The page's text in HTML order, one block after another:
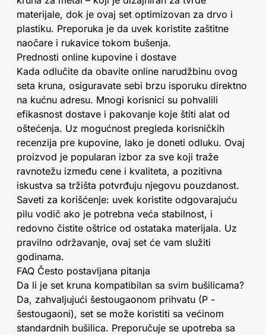
materijale, dok je ovaj set optimizovan za drvo i
plastiku. Preporuka je da uvek koristite zaštitne
naočare i rukavice tokom bušenja.
Prednosti online kupovine i dostave
Kada odlučite da obavite online narudžbinu ovog
seta kruna, osiguravate sebi brzu isporuku direktno
na kućnu adresu. Mnogi korisnici su pohvalili
efikasnost dostave i pakovanje koje štiti alat od
oštećenja. Uz mogućnost pregleda korisničkih
recenzija pre kupovine, lako je doneti odluku. Ovaj
proizvod je popularan izbor za sve koji traže
ravnotežu između cene i kvaliteta, a pozitivna
iskustva sa tržišta potvrđuju njegovu pouzdanost.
Saveti za korišćenje: uvek koristite odgovarajuću
pilu vodič ako je potrebna veća stabilnost, i
redovno čistite oštrice od ostataka materijala. Uz
pravilno održavanje, ovaj set će vam služiti
godinama.
FAQ Često postavljana pitanja
Da li je set kruna kompatibilan sa svim bušilicama?
Da, zahvaljujući šestougaonom prihvatu (P -
šestougaoni), set se može koristiti sa većinom
standardnih bušilica. Preporučuje se upotreba sa